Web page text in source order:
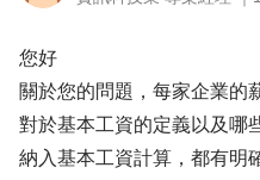
您好
關於您的問題，每家企業的
對於基本工資的定義以及哪
納入基本工資計算，都有明